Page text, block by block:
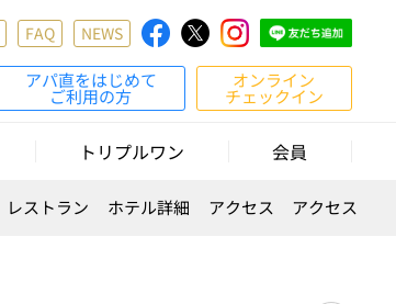
FAQ NEWS
アパ直をはじめて
ご利用の方
オンライン
チェックイン
トリプルワン 会員
レストラン ホテル詳細 アクセス アクセス